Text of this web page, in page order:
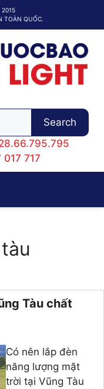
2015
TOÀN QUỐC.
Search
017 717
Tàu chất
Có nên lắp đèn
năng lượng mặt
trời tại Vũng Tàu